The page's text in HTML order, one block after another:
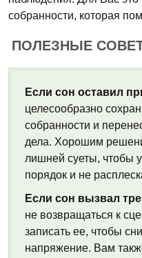
собранности, которая
ПОЛЕЗНЫЕ
Если сон оставил
целесообразно
собранности и
дела. Хорошим
лишней суеты, чтобы
порядок и не
Если сон вызвал
не возвращаться к
записать ее, чтобы
напряжение. Вам